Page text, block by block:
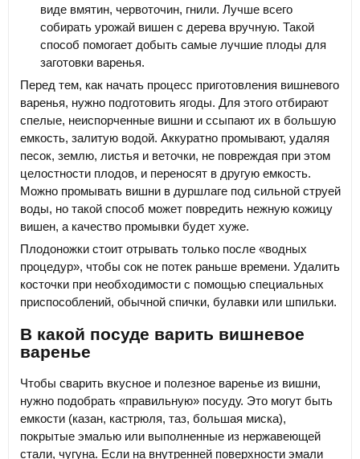
виде вмятин, червоточин, гнили. Лучше всего
собирать урожай вишен с дерева вручную. Такой
способ помогает добыть самые лучшие плоды для
заготовки варенья.
Перед тем, как начать процесс приготовления вишневого
варенья, нужно подготовить ягоды. Для этого отбирают
спелые, неиспорченные вишни и ссыпают их в большую
емкость, залитую водой. Аккуратно промывают, удаляя
песок, землю, листья и веточки, не повреждая при этом
целостности плодов, и переносят в другую емкость.
Можно промывать вишни в дуршлаге под сильной струей
воды, но такой способ может повредить нежную кожицу
вишен, а качество промывки будет хуже.
Плодоножки стоит отрывать только после «водных
процедур», чтобы сок не потек раньше времени. Удалить
косточки при необходимости с помощью специальных
приспособлений, обычной спички, булавки или шпильки.
В какой посуде варить вишневое
варенье
Чтобы сварить вкусное и полезное варенье из вишни,
нужно подобрать «правильную» посуду. Это могут быть
емкости (казан, кастрюля, таз, большая миска),
покрытые эмалью или выполненные из нержавеющей
стали, чугуна. Если на внутренней поверхности эмали